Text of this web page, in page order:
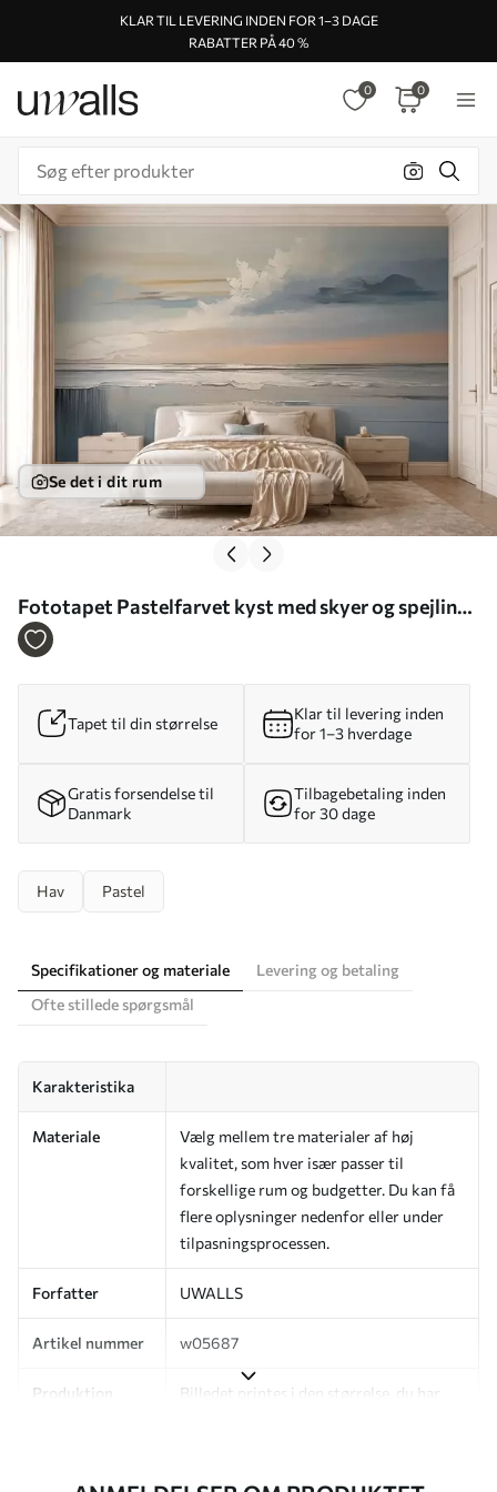
KLAR TIL LEVERING INDEN FOR 1–3 DAGE
RABATTER PÅ 40 %
0 0
Se det i dit rum
Fototapet Pastelfarvet kyst med skyer og spejling i
vandet Nr. w05687
Tapet til din størrelse
Klar til levering inden
for 1–3 hverdage
Gratis forsendelse til
Danmark
Tilbagebetaling inden
for 30 dage
Hav Pastel
Specifikationer og materiale
Levering og betaling
Ofte stillede spørgsmål
Karakteristika
Materiale
Vælg mellem tre materialer af høj
kvalitet, som hver især passer til
forskellige rum og budgetter. Du kan få
flere oplysninger nedenfor eller under
tilpasningsprocessen.
Forfatter UWALLS
Artikel nummer w05687
Produktion
Billedet printes i den størrelse, du har